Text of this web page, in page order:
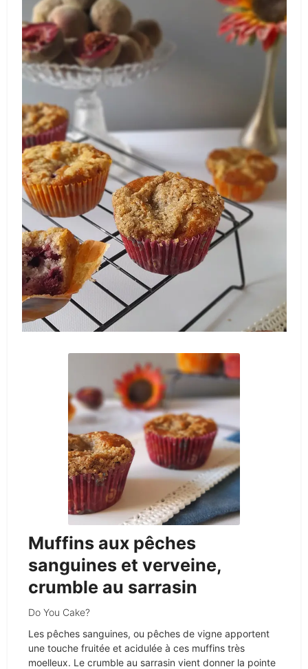
Muffins aux pêches
sanguines et verveine,
crumble au sarrasin
Do You Cake?
Les pêches sanguines, ou pêches de vigne apportent
une touche fruitée et acidulée à ces muffins très
moelleux. Le crumble au sarrasin vient donner la pointe